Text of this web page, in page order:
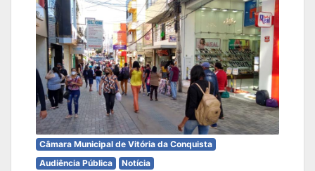
Câmara Municipal de Vitória da Conquista
Audiência Pública
Notícia